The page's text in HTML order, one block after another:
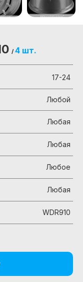
/ 4 шт.
17-24
Любой
Любая
Любая
Любое
Любая
WDR910